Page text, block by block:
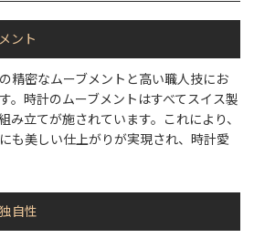
ント
精密なムーブメントと高い職人技にお
。時計のムーブメントはすべてスイス製
み立てが施されています。これにより、
も美しい仕上がりが実現され、時計愛
自性